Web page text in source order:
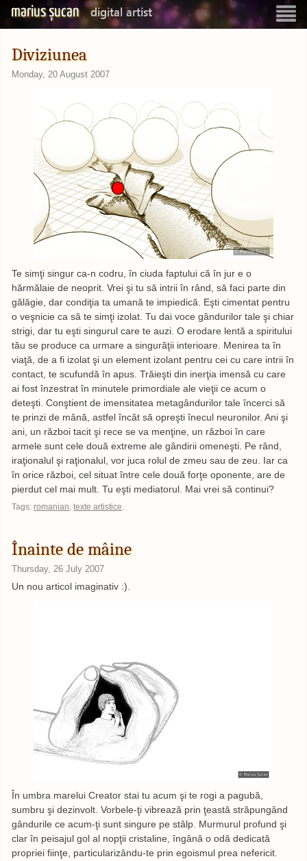
marius șucan digital artist
Diviziunea
Monday, 20 August 2007
Te simţi singur ca-n codru, în ciuda faptului că în jur e o
hărmălaie de neoprit. Vrei şi tu să intrii în rând, să faci parte din
gălăgie, dar condiţia ta umană te impiedică. Eşti cimentat pentru
o veşnicie ca să te simţi izolat. Tu dai voce gândurilor tale şi chiar
strigi, dar tu eşti singurul care te auzi. O erodare lentă a spiritului
tău se produce ca urmare a singurăţii interioare. Menirea ta în
viaţă, de a fi izolat şi un element izolant pentru cei cu care intrii în
contact, te scufundă în apus. Trăieşti din inerţia imensă cu care
ai fost înzestrat în minutele primordiale ale vieţii ce acum o
deteşti. Conştient de imensitatea metagândurilor tale încerci să
te prinzi de mână, astfel încât să opreşti înecul neuronilor. Ani şi
ani, un război tacit şi rece se va menţine, un război în care
armele sunt cele două extreme ale gândirii omeneşti. Pe rând,
iraţionalul şi raţionalul, vor juca rolul de zmeu sau de zeu. Iar ca
în orice război, cel situat între cele două forţe oponente, are de
pierdut cel mai mult. Tu eşti mediatorul. Mai vrei să continui?
Tags:romanian ,texte artistice
Înainte de mâine
Thursday, 26 July 2007
Un nou articol imaginativ :).
În umbra marelui Creator stai tu acum şi te rogi a pagubă,
sumbru şi dezinvolt. Vorbele-ţi vibrează prin ţeastă străpungând
gândurile ce acum-ţi sunt singure pe stâlp. Murmurul profund şi
clar în peisajul gol al nopţii cristaline, îngână o odă dedicată
propriei fiinţe, particularizându-te prin egoismul prea nefericit.
Show